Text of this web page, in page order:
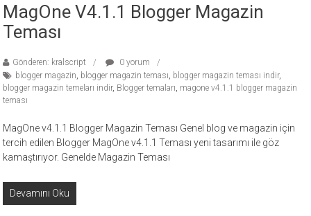
MagOne V4.1.1 Blogger Magazin
Teması
Gönderen: kralscript
0 yorum
blogger magazin, blogger magazin teması, blogger magazin teması indir,
blogger magazin temeları indir, Blogger temaları, magone v4.1.1 blogger magazin
teması
MagOne v4.1.1 Blogger Magazin Teması Genel blog ve magazin için
tercih edilen Blogger MagOne v4.1.1 Teması yeni tasarımı ile göz
kamaştırıyor. Genelde Magazin Teması
Devamını Oku